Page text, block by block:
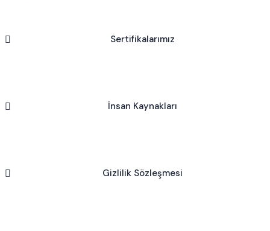
Sertifikalarımız
İnsan Kaynakları
Gizlilik Sözleşmesi